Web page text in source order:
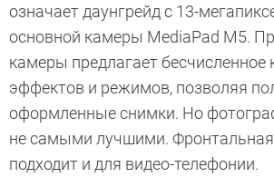
означает даунгрейд с 13-
основной камеры MediaPad M5.
камеры предлагает бесчисленное
эффектов и режимов, позволяя
оформленные снимки. Но
не самыми лучшими.
подходит и для видео-телефонии.